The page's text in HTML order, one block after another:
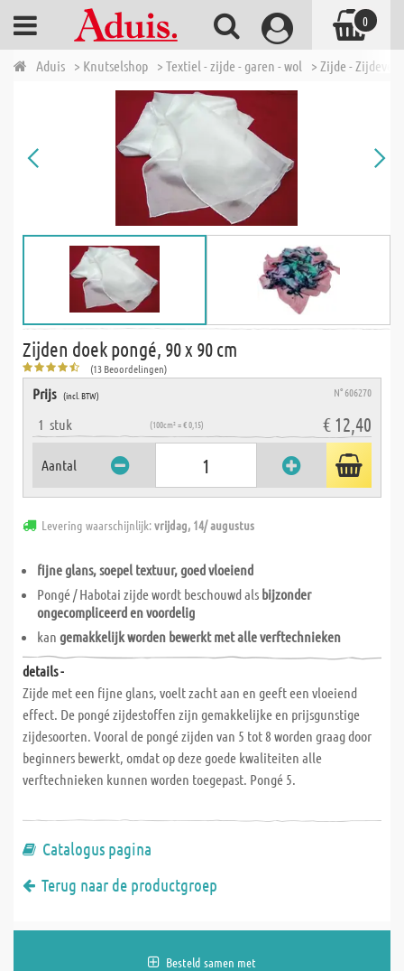
Aduis > Knutselshop > Textiel - zijde - garen - wol > Zijde - Zijdeverf
Zijden doek pongé, 90 x 90 cm
(13 Beoordelingen)
Prijs (incl. BTW) N° 606270
1 stuk (100cm² = € 0,15) € 12,40
Aantal
Levering waarschijnlijk:vrijdag, 14/ augustus
fijne glans, soepel textuur, goed vloeiend
Pongé / Habotai zijde wordt beschouwd als bijzonder
ongecompliceerd en voordelig
kan gemakkelijk worden bewerkt met alle verftechnieken
details -
Zijde met een fijne glans, voelt zacht aan en geeft een vloeiend
effect. De pongé zijdestoffen zijn gemakkelijke en prijsgunstige
zijdesoorten. Vooral de pongé zijden van 5 tot 8 worden graag door
beginners bewerkt, omdat op deze goede kwaliteiten alle
verftechnieken kunnen worden toegepast. Pongé 5.
Catalogus pagina
Terug naar de productgroep
Besteld samen met
0